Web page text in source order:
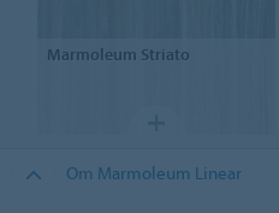
Marmoleum Striato
Om Marmoleum Linear